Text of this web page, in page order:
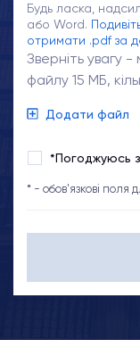
Будь ласка,
або Word.
отримати .pdf за
Зверніть увагу
файлу 15 МБ,
Додати файл
*Погоджуюсь з
* - обов'язкові поля